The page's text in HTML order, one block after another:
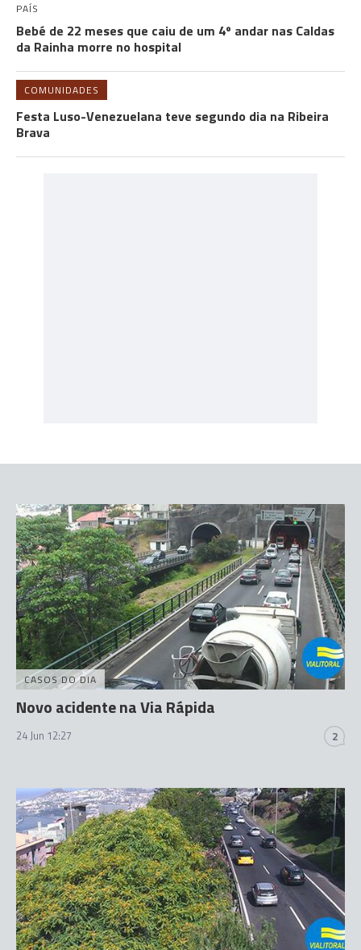
PAÍS
Bebé de 22 meses que caiu de um 4º andar nas Caldas
da Rainha morre no hospital
COMUNIDADES
Festa Luso-Venezuelana teve segundo dia na Ribeira
Brava
CASOS DO DIA
Novo acidente na Via Rápida
24 Jun 12:27 2